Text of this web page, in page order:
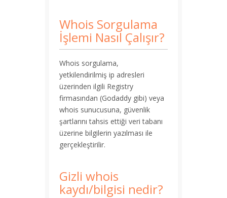
Whois Sorgulama
İşlemi Nasıl Çalışır?
Whois sorgulama,
yetkilendirilmiş ip adresleri
üzerinden ilgili Registry
firmasından (Godaddy gibi) veya
whois sunucusuna, güvenlik
şartlarını tahsis ettiği veri tabanı
üzerine bilgilerin yazılması ile
gerçekleştirilir.
Gizli whois
kaydı/bilgisi nedir?